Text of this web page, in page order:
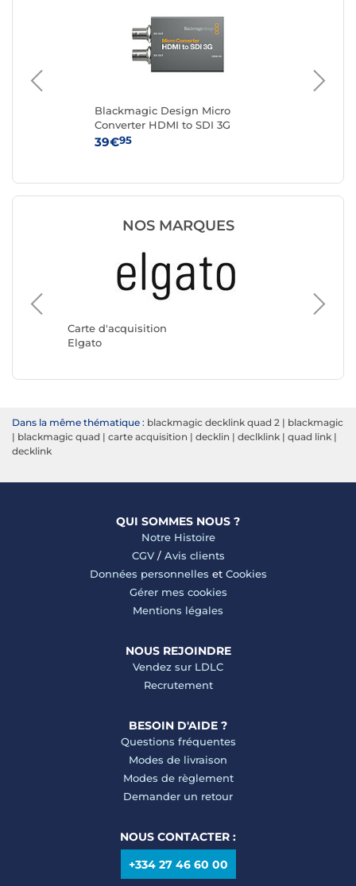
Blackmagic Design Micro
Converter HDMI to SDI 3G
39€95
NOS MARQUES
Carte d'acquisition
Elgato
Dans la même thématique : blackmagic decklink quad 2 | blackmagic
| blackmagic quad | carte acquisition | decklin | declklink | quad link |
decklink
QUI SOMMES NOUS ?
Notre Histoire
CGV/ Avis clients
Données personnelles et Cookies
Gérer mes cookies
Mentions légales
NOUS REJOINDRE
Vendez sur LDLC
Recrutement
BESOIN D'AIDE ?
Questions fréquentes
Modes de livraison
Modes de règlement
Demander un retour
NOUS CONTACTER :
+334 27 46 60 00